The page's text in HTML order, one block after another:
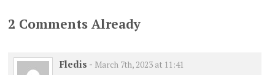
2 Comments Already
Fledis - March 7th, 2023 at 11:41